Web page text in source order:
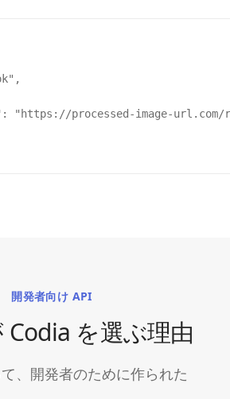
"https://processed-image-url.com/
開発者向け API
Codia を選ぶ理由
、開発者のために作られた